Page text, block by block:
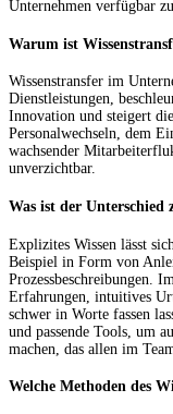
Unternehmen verfügbar
Warum ist
Wissenstransfer im
Dienstleistungen,
Innovation und steigert
Personalwechseln, dem
wachsender
unverzichtbar.
Was ist der Unterschied
Explizites Wissen lässt
Beispiel in Form von
Prozessbeschreibungen.
Erfahrungen, intuitives
schwer in Worte fassen
und passende Tools, um
machen, das allen im
Welche Methoden des